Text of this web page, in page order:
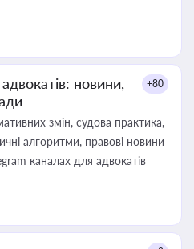
новини,
+80
змін, судова практика,
алгоритми, правові новини
каналах для адвокатів